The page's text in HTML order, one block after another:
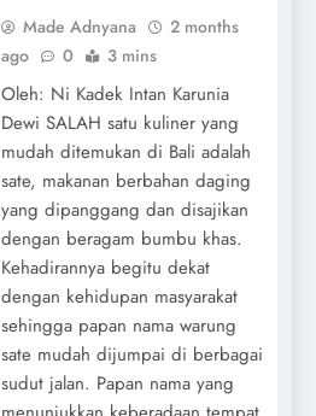
Made Adnyana
2 months
ago
0 3 mins
Oleh: Ni Kadek Intan Karunia
Dewi SALAH satu kuliner yang
mudah ditemukan di Bali adalah
sate, makanan berbahan daging
yang dipanggang dan disajikan
dengan beragam bumbu khas.
Kehadirannya begitu dekat
dengan kehidupan masyarakat
sehingga papan nama warung
sate mudah dijumpai di berbagai
sudut jalan. Papan nama yang